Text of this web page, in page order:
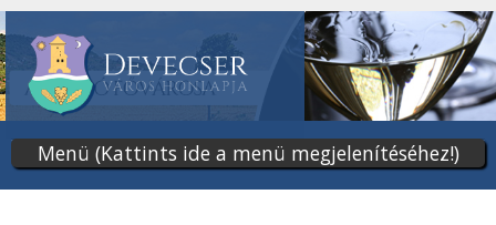
tartalomra
Menü (Kattints ide a menü megjelenítéséhez!)